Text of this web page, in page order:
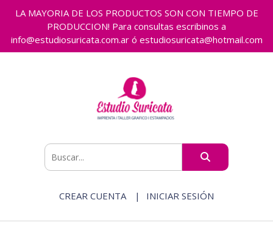
LA MAYORIA DE LOS PRODUCTOS SON CON TIEMPO DE
PRODUCCION! Para consultas escribinos a
info@estudiosuricata.com.ar ó estudiosuricata@hotmail.com
CREAR CUENTA INICIAR SESIÓN